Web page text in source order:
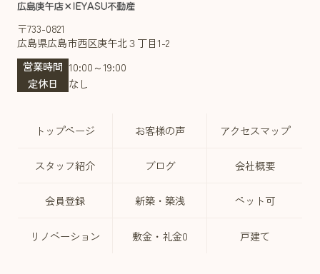
〒733-0821
広島県広島市西区庚午北３丁目1-2
営業時間 10:00～19:00
定休日
なし
トップページ お客様の声 アクセスマップ
スタッフ紹介 ブログ 会社概要
会員登録 新築・築浅 ペット可
リノベーション 敷金・礼金0 戸建て